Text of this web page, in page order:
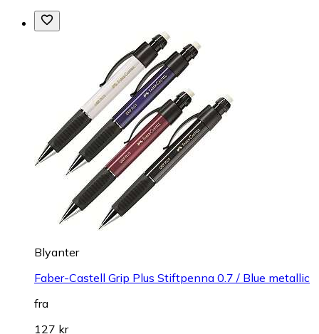
Blyanter
Faber-Castell Grip Plus Stiftpenna 0.7 / Blue metallic
fra
127 kr